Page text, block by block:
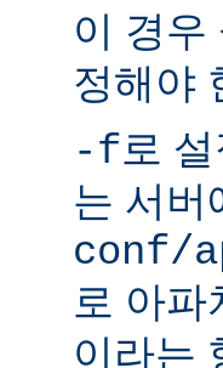
이 경
정해야
-f로
는 서버
conf/
로 아파
이라는